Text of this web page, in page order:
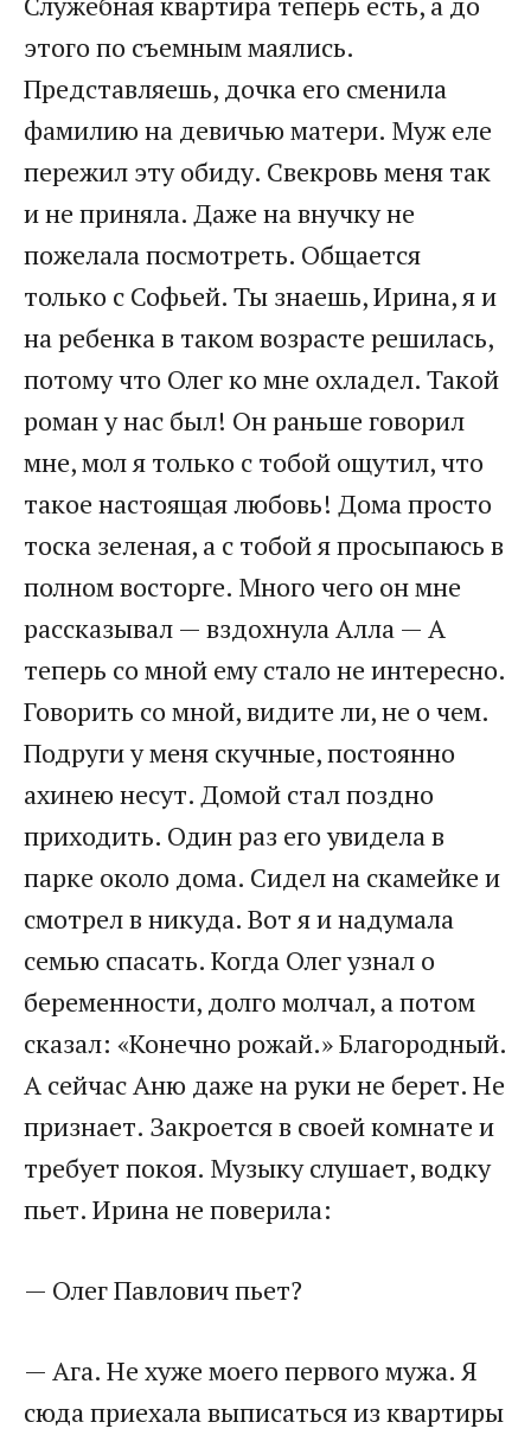
этого по съемным маялись.
Представляешь, дочка его сменила
фамилию на девичью матери. Муж еле
пережил эту обиду. Свекровь меня так
и не приняла. Даже на внучку не
пожелала посмотреть. Общается
только с Софьей. Ты знаешь, Ирина, я и
на ребенка в таком возрасте решилась,
потому что Олег ко мне охладел. Такой
роман у нас был! Он раньше говорил
мне, мол я только с тобой ощутил, что
такое настоящая любовь! Дома просто
тоска зеленая, а с тобой я просыпаюсь в
полном восторге. Много чего он мне
рассказывал — вздохнула Алла — А
теперь со мной ему стало не интересно.
Говорить со мной, видите ли, не о чем.
Подруги у меня скучные, постоянно
ахинею несут. Домой стал поздно
приходить. Один раз его увидела в
парке около дома. Сидел на скамейке и
смотрел в никуда. Вот я и надумала
семью спасать. Когда Олег узнал о
беременности, долго молчал, а потом
сказал: «Конечно рожай.» Благородный.
А сейчас Аню даже на руки не берет. Не
признает. Закроется в своей комнате и
требует покоя. Музыку слушает, водку
пьет. Ирина не поверила:
— Олег Павлович пьет?
— Ага. Не хуже моего первого мужа. Я
сюда приехала выписаться из квартиры